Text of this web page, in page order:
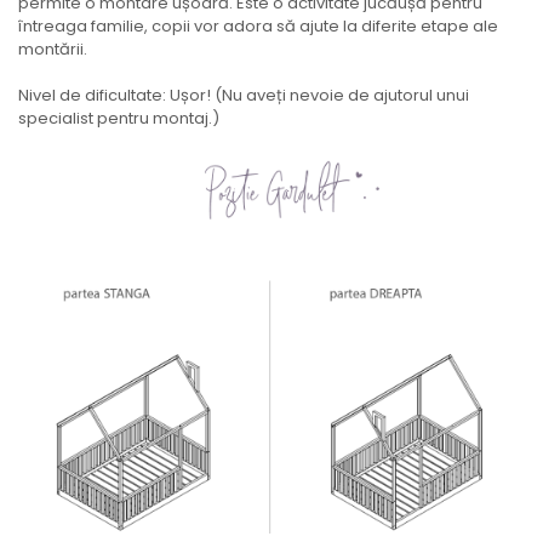
întreaga familie, copii vor adora să ajute la diferite etape ale
montării.
Nivel de dificultate: Ușor! (Nu aveți nevoie de ajutorul unui
specialist pentru montaj.)